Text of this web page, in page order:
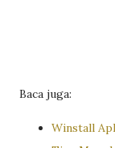
Baca juga:
Winstall